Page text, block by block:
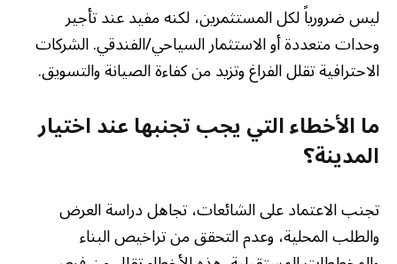
ليس ضرورياً لكل المستثمرين، لكنه مفيد عند تأجير
وحدات متعددة أو الاستثمار السياحي/الفندقي. الشركات
الاحترافية تقلل الفراغ وتزيد من كفاءة الصيانة والتسويق.
ما الأخطاء التي يجب تجنبها عند اختيار
المدينة؟
تجنب الاعتماد على الشائعات، تجاهل دراسة العرض
والطلب المحلية، وعدم التحقق من تراخيص البناء